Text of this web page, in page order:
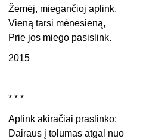
Žemėj, miegančioj aplink,
Vieną tarsi mėnesieną,
Prie jos miego pasislink.
2015
* * *
Aplink akiračiai praslinko:
Dairaus į tolumas atgal nuo